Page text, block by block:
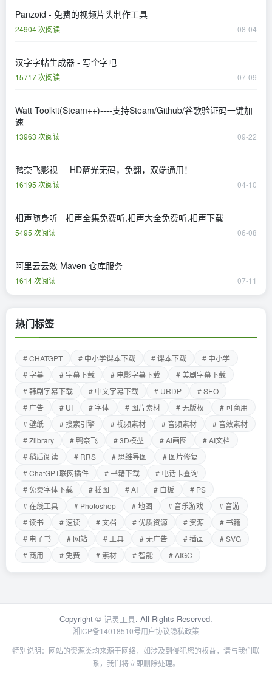
Panzoid - 免费的视频片头制作工具
24904 次阅读 08-04
汉字字帖生成器 - 写个字吧
15717 次阅读 07-09
Watt Toolkit(Steam++)----支持Steam/Github/谷歌验证码一键加
速
13963 次阅读 09-22
鸭奈飞影视----HD蓝光无码，免翻，双端通用！
16195 次阅读 04-10
相声随身听 - 相声全集免费听,相声大全免费听,相声下载
5495 次阅读 06-08
阿里云云效 Maven 仓库服务
1614 次阅读 07-11
热门标签
# CHATGPT # 中小学课本下载 # 课本下载
# 中小学
# 字幕
# 字幕下载 # 电影字幕下载
# 美剧字幕下载
# 韩剧字幕下载
# 中文字幕下载 # URDP
# SEO
# 广告
# UI # 字体 # 图片素材 # 无版权
# 可商用
# 壁纸
# 搜索引擎 # 视频素材 # 音频素材
# 音效素材
# Zlibrary
# 鸭奈飞 # 3D模型 # AI画图
# AI文档
# 稍后阅读
# RRS # 思维导图
# 图片修复
# ChatGPT联网插件
# 书籍下载
# 电话卡查询
# 免费字体下载
# 插图 # AI # 白板
# PS
# 在线工具
# Photoshop # 地图 # 音乐游戏
# 音游
# 读书
# 速读 # 文档 # 优质资源 # 资源
# 书籍
# 电子书
# 网站 # 工具 # 无广告 # 插画
# SVG
# 商用
# 免费 # 素材 # 智能 # AIGC
Copyright © 记灵工具. All Rights Reserved.
湘ICP备14018510号用户协议隐私政策
特别说明：网站的资源类均来源于网络，如涉及到侵犯您的权益，请与我们联
系，我们将立即删除处理。